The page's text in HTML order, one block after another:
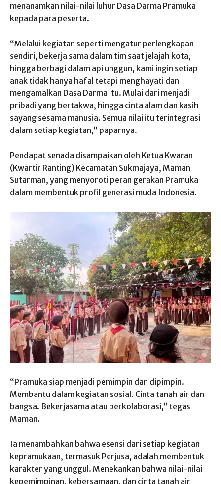
menanamkan nilai-nilai luhur Dasa Darma Pramuka
kepada para peserta.
“Melalui kegiatan seperti mengatur perlengkapan
sendiri, bekerja sama dalam tim saat jelajah kota,
hingga berbagi dalam api unggun, kami ingin setiap
anak tidak hanya hafal tetapi menghayati dan
mengamalkan Dasa Darma itu. Mulai dari menjadi
pribadi yang bertakwa, hingga cinta alam dan kasih
sayang sesama manusia. Semua nilai itu terintegrasi
dalam setiap kegiatan,” paparnya.
Pendapat senada disampaikan oleh Ketua Kwaran
(Kwartir Ranting) Kecamatan Sukmajaya, Maman
Sutarman, yang menyoroti peran gerakan Pramuka
dalam membentuk profil generasi muda Indonesia.
“Pramuka siap menjadi pemimpin dan dipimpin.
Membantu dalam kegiatan sosial. Cinta tanah air dan
bangsa. Bekerjasama atau berkolaborasi,” tegas
Maman.
Ia menambahkan bahwa esensi dari setiap kegiatan
kepramukaan, termasuk Perjusa, adalah membentuk
karakter yang unggul. Menekankan bahwa nilai-nilai
kepemimpinan, kebersamaan, dan cinta tanah air